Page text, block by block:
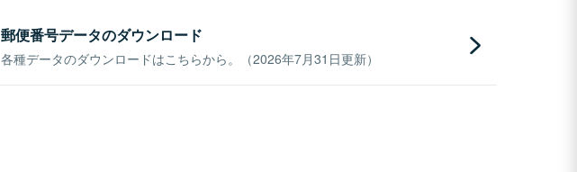
郵便番号データのダウンロード
各種データのダウンロードはこちらから。（2026年7月31日更新）